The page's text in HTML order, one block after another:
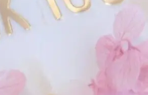
リーダー育成 リーダーサポート